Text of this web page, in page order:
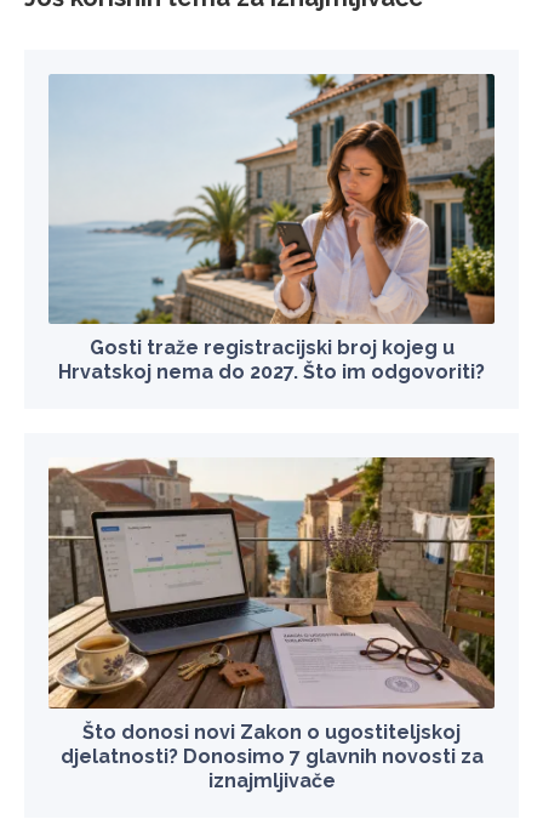
Gosti traže registracijski broj kojeg u
Hrvatskoj nema do 2027. Što im odgovoriti?
Što donosi novi Zakon o ugostiteljskoj
djelatnosti? Donosimo 7 glavnih novosti za
iznajmljivače